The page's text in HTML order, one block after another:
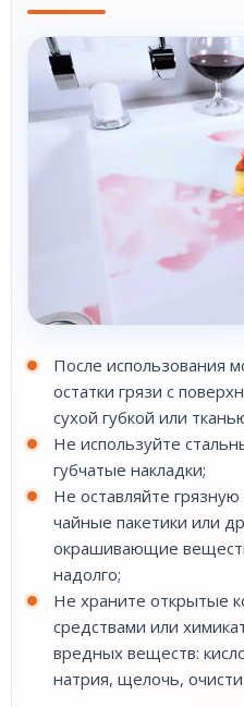
После использования
остатки грязи с
сухой губкой или
Не используйте
губчатые накладки;
Не оставляйте
чайные пакетики или
окрашивающие
надолго;
Не храните открытые
средствами или
вредных веществ:
натрия, щелочь,